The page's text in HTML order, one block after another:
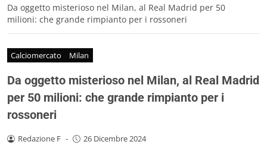
Da oggetto misterioso nel Milan, al Real Madrid per 50
milioni: che grande rimpianto per i rossoneri
Calciomercato Milan
Da oggetto misterioso nel Milan, al Real Madrid
per 50 milioni: che grande rimpianto per i
rossoneri
Redazione F - 26 Dicembre 2024